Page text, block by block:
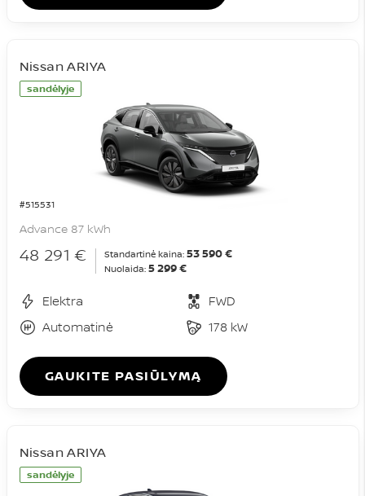
sandėlyje
#515531
Nissan ARIYA
Advance 87 kWh
48 291 € Standartinė kaina: 53 590 €
Nuolaida: 5 299 €
Elektra
FWD
Automatinė
178 kW
GAUKITE PASIŪLYMĄ
sandėlyje
Nissan ARIYA